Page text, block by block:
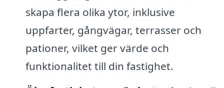
skapa flera olika ytor, inklusive
uppfarter, gångvägar, terrasser och
pationer, vilket ger värde och
funktionalitet till din fastighet.